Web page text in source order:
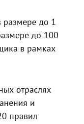
размере до 1
до 100
в рамках
отраслях
и
правил